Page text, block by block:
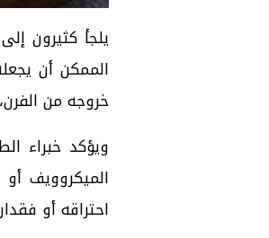
يلجأ كثيرون
الممكن أن
خروجه من
ويؤكد خبراء
الميكروويف
احتراقه أو